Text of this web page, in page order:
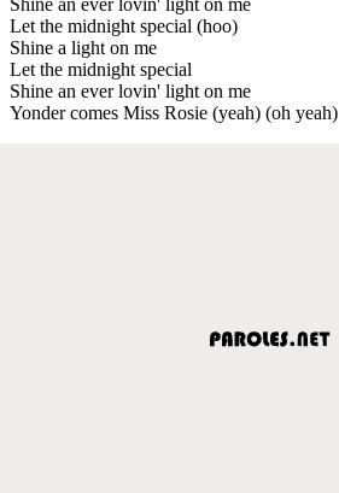
Let the midnight special (hoo)
Shine a light on me
Let the midnight special
Shine an ever lovin' light on me
Yonder comes Miss Rosie (yeah) (oh yeah)